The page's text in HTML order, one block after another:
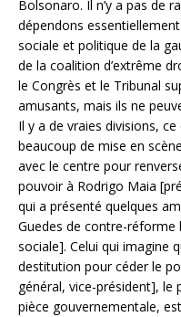
Bolsonaro. Il n’y a pas de
dépendons
sociale et politique de la
de la coalition d’extrême
le Congrès et le Tribunal
amusants, mais ils ne
Il y a de vraies divisions,
beaucoup de mise en
avec le centre pour
pouvoir à Rodrigo Maia
qui a présenté quelques
Guedes de contre-réforme
sociale]. Celui qui imagine
destitution pour céder le
général, vice-président], le
pièce gouvernementale,